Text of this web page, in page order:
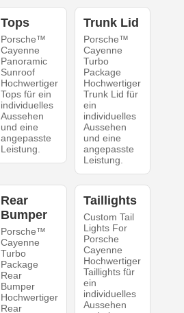
Tops
Porsche™
Cayenne
Panoramic
Sunroof
Hochwertiger
Tops für ein
individuelles
Aussehen
und eine
angepasste
Leistung.
Trunk Lid
Porsche™
Cayenne
Turbo
Package
Hochwertiger
Trunk Lid für
ein
individuelles
Aussehen
und eine
angepasste
Leistung.
Rear
Bumper
Porsche™
Cayenne
Turbo
Package
Rear
Bumper
Hochwertiger
Rear
Taillights
Custom Tail
Lights For
Porsche
Cayenne
Hochwertiger
Taillights für
ein
individuelles
Aussehen